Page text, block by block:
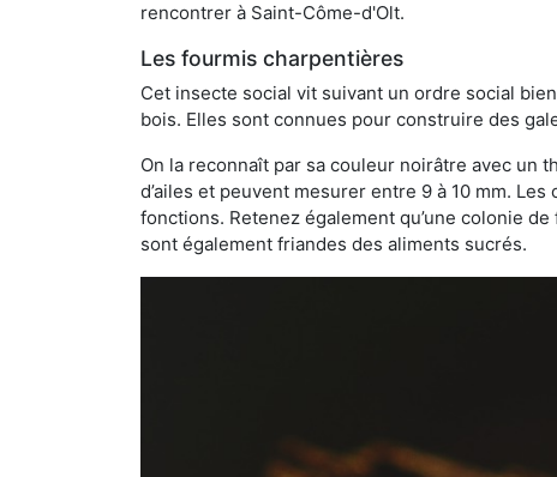
rencontrer à Saint-Côme-d'Olt.
Les fourmis charpentières
Cet insecte social vit suivant un ordre social
bois. Elles sont connues pour construire des
On la reconnaît par sa couleur noirâtre avec un
d’ailes et peuvent mesurer entre 9 à 10 mm.
fonctions. Retenez également qu’une colonie
sont également friandes des aliments sucrés.